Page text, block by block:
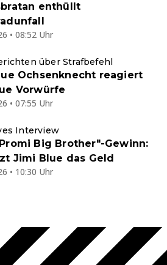
enthüllt
• 08:52 Uhr
über Strafbefehl
Ochsenknecht reagiert
Vorwürfe
• 07:55 Uhr
Interview
Big Brother"-Gewinn:
Jimi Blue das Geld
• 10:30 Uhr